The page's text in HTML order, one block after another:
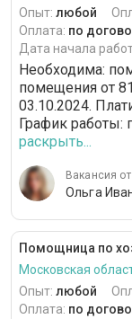
Опыт: любой
Оплата: по
Дата начала
Необходима:
помещения от
03.10.2024.
График работы:
раскрыть...
Вакансия
Ольга
Помощница по
Московская
Опыт: любой
Оплата: по